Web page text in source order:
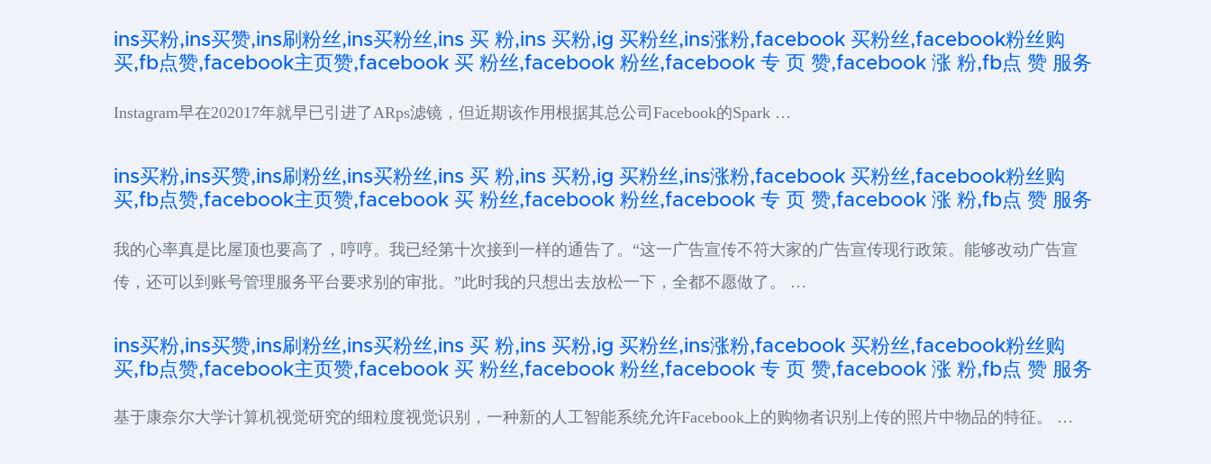
ins买粉,ins买赞,ins刷粉丝,ins买粉丝,ins 买 粉,ins 买粉,ig 买粉丝,ins涨粉,facebook 买粉丝,facebook粉丝购
买,fb点赞,facebook主页赞,facebook 买 粉丝,facebook 粉丝,facebook 专 页 赞,facebook 涨 粉,fb点 赞 服务
Instagram早在202017年就早已引进了ARps滤镜，但近期该作用根据其总公司Facebook的Spark …
ins买粉,ins买赞,ins刷粉丝,ins买粉丝,ins 买 粉,ins 买粉,ig 买粉丝,ins涨粉,facebook 买粉丝,facebook粉丝购
买,fb点赞,facebook主页赞,facebook 买 粉丝,facebook 粉丝,facebook 专 页 赞,facebook 涨 粉,fb点 赞 服务
我的心率真是比屋顶也要高了，哼哼。我已经第十次接到一样的通告了。“这一广告宣传不符大家的广告宣传现行政策。能够改动广告宣
传，还可以到账号管理服务平台要求别的审批。”此时我的只想出去放松一下，全都不愿做了。 …
ins买粉,ins买赞,ins刷粉丝,ins买粉丝,ins 买 粉,ins 买粉,ig 买粉丝,ins涨粉,facebook 买粉丝,facebook粉丝购
买,fb点赞,facebook主页赞,facebook 买 粉丝,facebook 粉丝,facebook 专 页 赞,facebook 涨 粉,fb点 赞 服务
基于康奈尔大学计算机视觉研究的细粒度视觉识别，一种新的人工智能系统允许Facebook上的购物者识别上传的照片中物品的特征。 …